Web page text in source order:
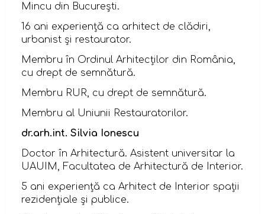
Mincu din București.
16 ani experiență ca arhitect de clădiri,
urbanist și restaurator.
Membru în Ordinul Arhitecților din România,
cu drept de semnătură.
Membru RUR, cu drept de semnătură.
Membru al Uniunii Restauratorilor.
dr.arh.int. Silvia Ionescu
Doctor în Arhitectură. Asistent universitar la
UAUIM, Facultatea de Arhitectură de Interior.
5 ani experiență ca Arhitect de Interior spații
rezidențiale și publice.